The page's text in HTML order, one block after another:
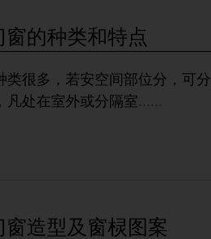
的种类和特点
很多，若安空间部位分，可
凡处在室外或分隔室......
造型及窗棂图案